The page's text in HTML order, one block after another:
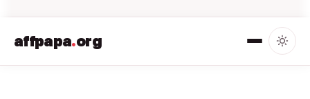
affpapa.org